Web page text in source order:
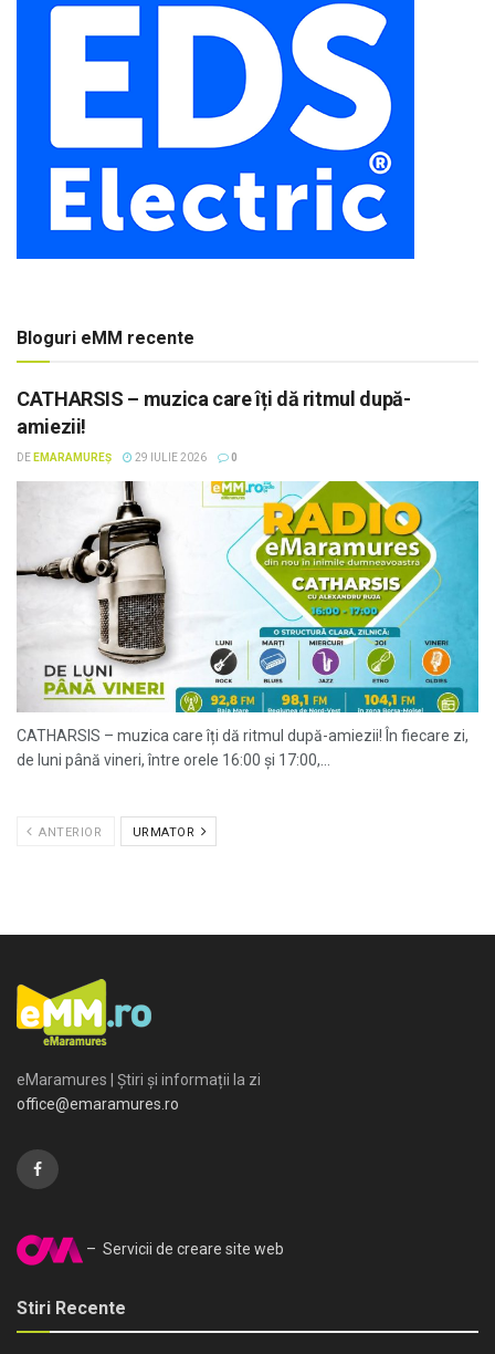
Bloguri eMM recente
CATHARSIS – muzica care îți dă ritmul după-
amiezii!
DE EMARAMUREȘ 29 IULIE 2026 0
CATHARSIS – muzica care îți dă ritmul după-amiezii! În fiecare zi,
de luni până vineri, între orele 16:00 și 17:00,...
ANTERIOR URMATOR
eMaramures | Știri și informații la zi
office@emaramures.ro
– Servicii de creare site web
Stiri Recente